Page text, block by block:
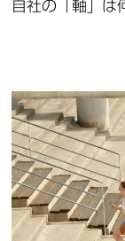
自社の「軸」は